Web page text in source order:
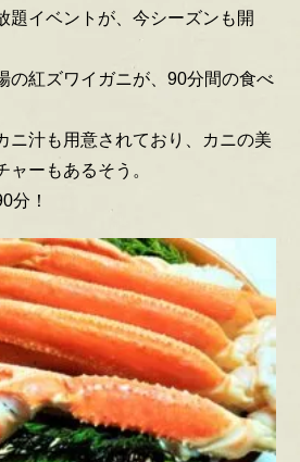
題イベントが、今シーズンも開
の紅ズワイガニが、90分間の食べ
ニ汁も用意されており、カニの美
ャーもあるそう。
分！